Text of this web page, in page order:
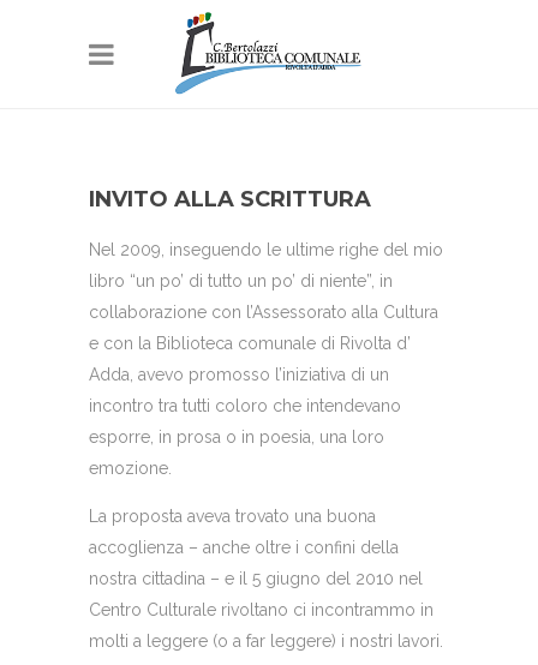
INVITO ALLA SCRITTURA
Nel 2009, inseguendo le ultime righe del mio
libro “un po’ di tutto un po’ di niente”, in
collaborazione con l’Assessorato alla Cultura
e con la Biblioteca comunale di Rivolta d’
Adda, avevo promosso l’iniziativa di un
incontro tra tutti coloro che intendevano
esporre, in prosa o in poesia, una loro
emozione.
La proposta aveva trovato una buona
accoglienza – anche oltre i confini della
nostra cittadina – e il 5 giugno del 2010 nel
Centro Culturale rivoltano ci incontrammo in
molti a leggere (o a far leggere) i nostri lavori.